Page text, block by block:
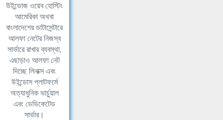
উইন্ডোজ ওয়েব হোস্টিং
আমেরিকা অথবা
বাংলাদেশের ডাটাসেন্টারে
আলফা নেটের নিজস্ব
সার্ভারে রাখার ব্যবস্থা,
এছাড়াও আলফা নেট
দিচ্ছে লিনাক্স এবং
উইন্ডোস প্লাটফর্মে
অত্যাধুনিক ভার্চুয়াল
এবং ডেডিকেটেড
সার্ভার।